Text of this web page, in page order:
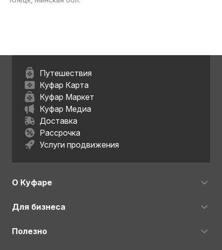
Путешествия
Куфар Карта
Куфар Маркет
Куфар Медиа
Доставка
Рассрочка
Услуги продвижения
О Куфаре
Для бизнеса
Полезно